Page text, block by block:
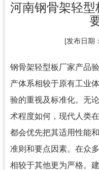
河南钢骨架轻
[发布日期
钢骨架轻型板厂家产品
产体系相较于原有工业
验的重视及标准化。无
术程度如何，现代人类
都会优先把其适用性能
准则和要点因素。在众
相较于其他更为严格。